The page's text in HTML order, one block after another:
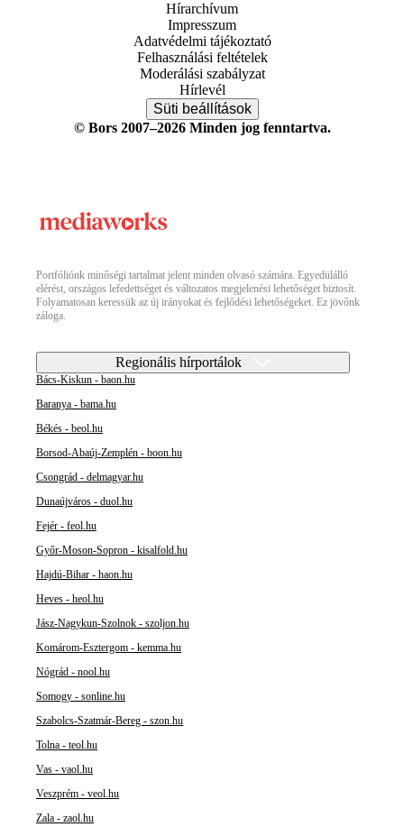
Hírarchívum
Impresszum
Adatvédelmi tájékoztató
Felhasználási feltételek
Moderálási szabályzat
Hírlevél
Süti beállítások
© Bors 2007–2026 Minden jog fenntartva.
Portfóliónk minőségi tartalmat jelent minden olvasó számára. Egyedülálló
elérést, országos lefedettséget és változatos megjelenési lehetőséget biztosít.
Folyamatosan keressük az új irányokat és fejlődési lehetőségeket. Ez jövőnk
záloga.
Regionális hírportálok
Bács-Kiskun - baon.hu
Baranya - bama.hu
Békés - beol.hu
Borsod-Abaúj-Zemplén - boon.hu
Csongrád - delmagyar.hu
Dunaújváros - duol.hu
Fejér - feol.hu
Győr-Moson-Sopron - kisalfold.hu
Hajdú-Bihar - haon.hu
Heves - heol.hu
Jász-Nagykun-Szolnok - szoljon.hu
Komárom-Esztergom - kemma.hu
Nógrád - nool.hu
Somogy - sonline.hu
Szabolcs-Szatmár-Bereg - szon.hu
Tolna - teol.hu
Vas - vaol.hu
Veszprém - veol.hu
Zala - zaol.hu